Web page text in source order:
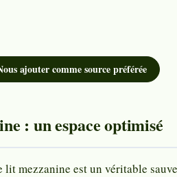
ajouter comme source préférée
: un espace optimisé
mezzanine est un véritable